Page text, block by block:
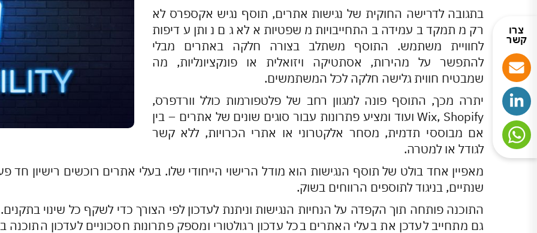
צרו
קשר
בתגובה לדרישה החוקית של נגישות אתרים, תוסף נגיש אקספרס לא
רק מתמקד בעמידה בהתחייבויות משפטיות אלא גם נותן עדיפות
לחוויית משתמש. התוסף משתלב בצורה חלקה באתרים מבלי
להתפשר על מהירות, אסתטיקה ויזואלית או פונקציונליות, מה
שמבטיח חווית גלישה חלקה לכל המשתמשים.
יתרה מכך, התוסף פונה למגוון רחב של פלטפורמות כולל וורדפרס,
Wix, Shopify ועוד ומציע פתרונות עבור סוגים שונים של אתרים – בין
אם מבוססי תדמית, מסחר אלקטרוני או אתרי הכרויות, ללא קשר
לגודל או למטרה.
מאפיין אחד בולט של תוסף הנגישות הוא מודל הרישוי הייחודי שלו. בעלי אתרים רוכשים רישיון
שנתיים, בניגוד לתוספים הרווחים בשוק.
התוכנה פותחה תוך הקפדה על הנחיות הנגישות וניתנת לעדכון לפי הצורך כדי לשקף כל שינוי
גם מתחייב לעדכן את בעלי האתרים בכל עדכון רגולטורי ומספק פתרונות חסכוניים לעדכון